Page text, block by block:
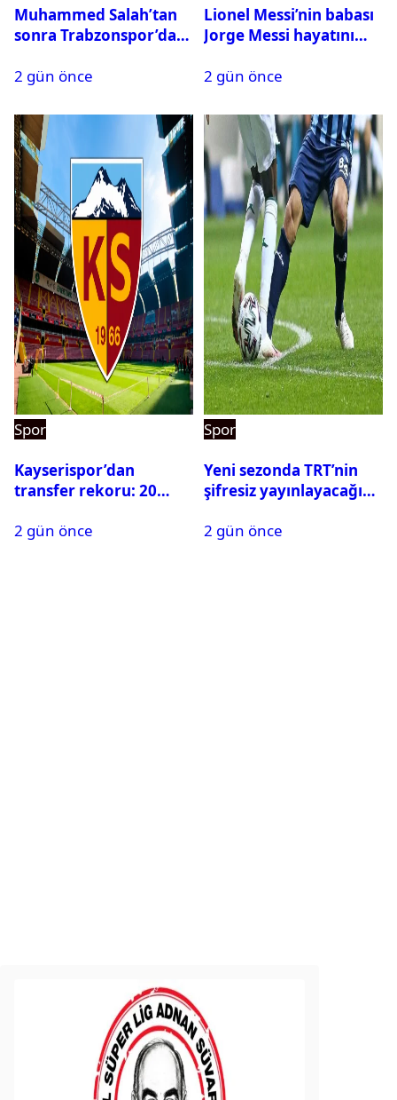
Muhammed Salah’tan
sonra Trabzonspor’dan
2 gün önce
Lionel Messi’nin babası
Jorge Messi hayatını
2 gün önce
Spor
Kayserispor’dan
transfer rekoru: 20
2 gün önce
Spor
Yeni sezonda TRT’nin
şifresiz yayınlayacağı
2 gün önce